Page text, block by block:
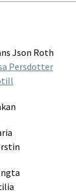
Json Roth
Persdotter